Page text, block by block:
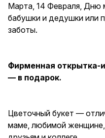
Марта, 14 Февраля, Дню
бабушки и дедушки или
заботы.
Фирменная открытка-
— в подарок.
Цветочный букет —
маме, любимой женщине,